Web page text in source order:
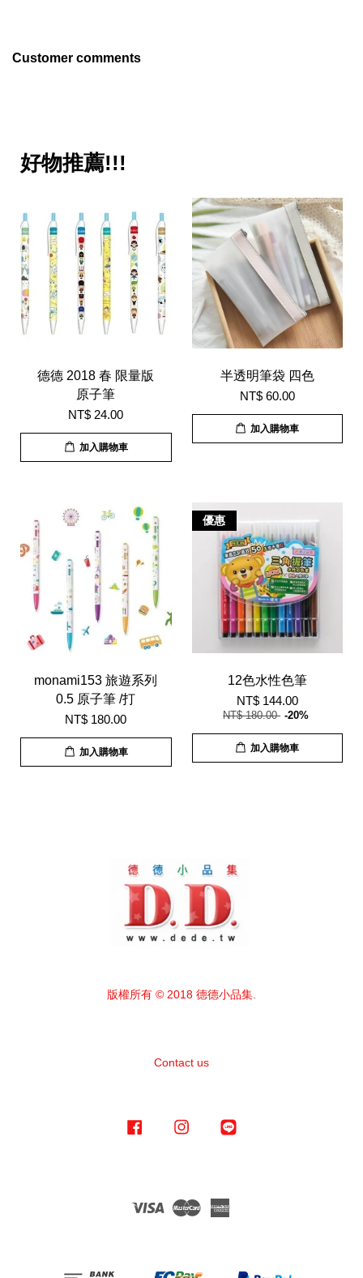
Customer comments
好物推薦!!!
德德 2018 春 限量版
原子筆
NT$ 24.00
加入購物車
半透明筆袋 四色
NT$ 60.00
加入購物車
monami153 旅遊系列
0.5 原子筆 /打
NT$ 180.00
加入購物車
優惠
12色水性色筆
NT$ 144.00
NT$ 180.00 -20%
加入購物車
版權所有 © 2018 德德小品集.
Contact us
Facebook Instagram
Visa Master